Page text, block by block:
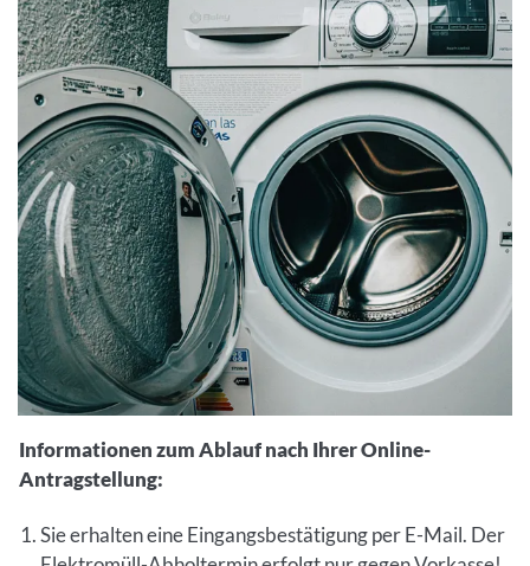
Informationen zum Ablauf nach Ihrer Online-
Antragstellung:
Sie erhalten eine Eingangsbestätigung per E-Mail. Der